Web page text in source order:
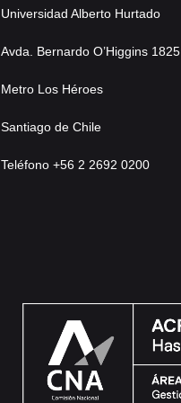
Universidad Alberto Hurtado
Avda. Bernardo O’Higgins 1825
Metro Los Héroes
Santiago de Chile
Teléfono +56 2 2692 0200